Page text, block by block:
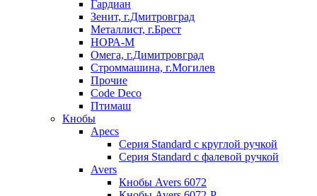
Гардиан
Зенит, г.Дмитровград
Металлист, г.Брест
НОРА-М
Омега, г.Димитровград
Строммашина, г.Могилев
Прочие
Code Deco
Птимаш
Кнобы
Apecs
Серия Standard с круглой ручкой
Серия Standard с фалевой ручкой
Avers
Кнобы Avers 6072